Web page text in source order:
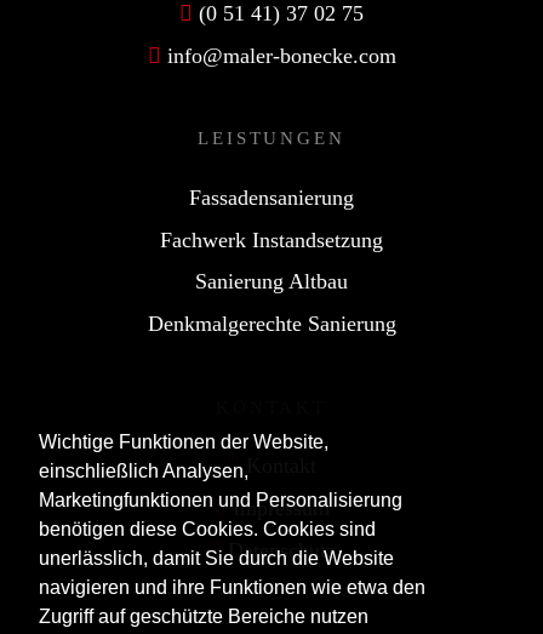
Wichtige Funktionen der Website,
einschließlich Analysen,
Marketingfunktionen und Personalisierung
benötigen diese Cookies. Cookies sind
unerlässlich, damit Sie durch die Website
navigieren und ihre Funktionen wie etwa den
Zugriff auf geschützte Bereiche nutzen
Wichtige Funktionen der Website,
einschließlich Analysen,
Marketingfunktionen und Personalisierung
benötigen diese Cookies. Cookies sind
unerlässlich, damit Sie durch die Website
navigieren und ihre Funktionen wie etwa den
Zugriff auf geschützte Bereiche nutzen
(0 51 41) 37 02 75
info@maler-bonecke.com
LEISTUNGEN
Fassadensanierung
Fachwerk Instandsetzung
Sanierung Altbau
Denkmalgerechte Sanierung
Impressum
Datenschutz